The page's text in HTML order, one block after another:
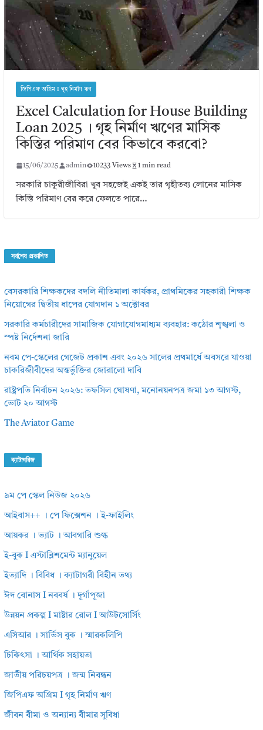
জিপিএফ অগ্রিম I গৃহ নির্মাণ ঋণ
Excel Calculation for House Building
Loan 2025 । গৃহ নির্মাণ ঋণের মাসিক
কিস্তির পরিমাণ বের কিভাবে করবো?
15/06/2025 admin 10233 Views 1 min read
সরকারি চাকুরীজীবিরা খুব সহজেই একই তার গৃহীতব্য লোনের মাসিক
কিস্তি পরিমাণ বের করে ফেলতে পারে…
সর্বশেষ প্রকাশিত
বেসরকারি শিক্ষকদের বদলি নীতিমালা কার্যকর, প্রাথমিকের সহকারী শিক্ষক
নিয়োগের দ্বিতীয় ধাপের যোগদান ১ অক্টোবর
সরকারি কর্মচারীদের সামাজিক যোগাযোগমাধ্যম ব্যবহার: কঠোর শৃঙ্খলা ও
স্পষ্ট নির্দেশনা জারি
নবম পে-স্কেলের গেজেট প্রকাশ এবং ২০২৬ সালের প্রথমার্ধে অবসরে যাওয়া
চাকরিজীবীদের অন্তর্ভুক্তির জোরালো দাবি
রাষ্ট্রপতি নির্বাচন ২০২৬: তফসিল ঘোষণা, মনোনয়নপত্র জমা ১৩ আগস্ট,
ভোট ২০ আগস্ট
The Aviator Game
ক্যাটাগরিজ
৯ম পে স্কেল নিউজ ২০২৬
আইবাস++ । পে ফিক্সেশন । ই-ফাইলিং
আয়কর । ভ্যাট । আবগারি শুল্ক
ই-বুক I এস্টাব্লিশমেন্ট ম্যানুয়েল
ইত্যাদি । বিবিধ । ক্যাটাগরী বিহীন তথ্য
ঈদ বোনাস I নববর্ষ । দূর্গাপূজা
উন্নয়ন প্রকল্প I মাষ্টার রোল I আউটসোর্সিং
এসিআর । সার্ভিস বুক । স্মারকলিপি
চিকিৎসা । আর্থিক সহায়তা
জাতীয় পরিচয়পত্র । জন্ম নিবন্ধন
জিপিএফ অগ্রিম I গৃহ নির্মাণ ঋণ
জীবন বীমা ও অন্যান্য বীমার সুবিধা